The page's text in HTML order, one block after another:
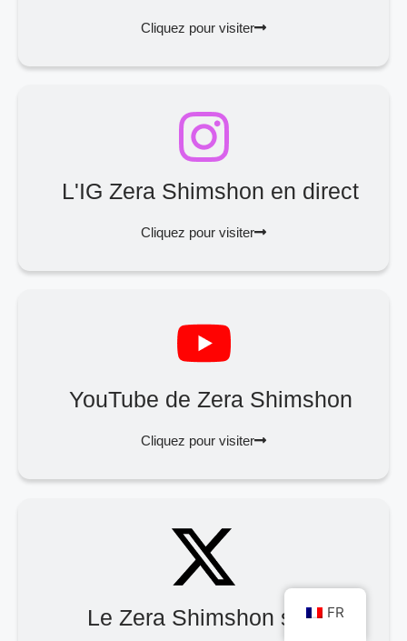
Cliquez pour visiter
L'IG Zera Shimshon en direct
Cliquez pour visiter
YouTube de Zera Shimshon
Cliquez pour visiter
Le Zera Shimshon sur XFR